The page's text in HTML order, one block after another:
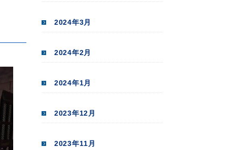
2024年3月
2024年2月
2024年1月
2023年12月
2023年11月